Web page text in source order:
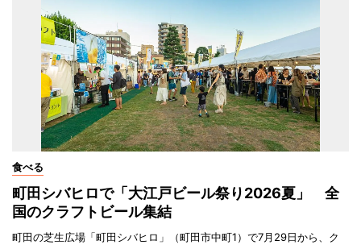
食べる
町田シバヒロで「大江戸ビール祭り2026夏」 全
国のクラフトビール集結
町田の芝生広場「町田シバヒロ」（町田市中町1）で7月29日から、ク